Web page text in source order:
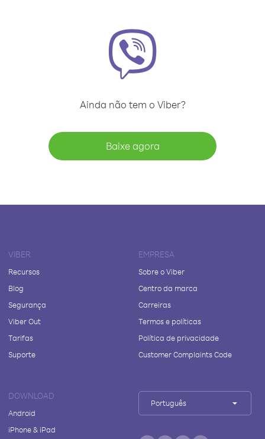
Ainda não tem o Viber?
Baixe agora
VIBER
Recursos
Blog
Segurança
Viber Out
Tarifas
Suporte
EMPRESA
Sobre o Viber
Centro da marca
Carreiras
Termos e políticas
Política de privacidade
Customer Complaints Code
DOWNLOAD
Android
iPhone & iPad
Português